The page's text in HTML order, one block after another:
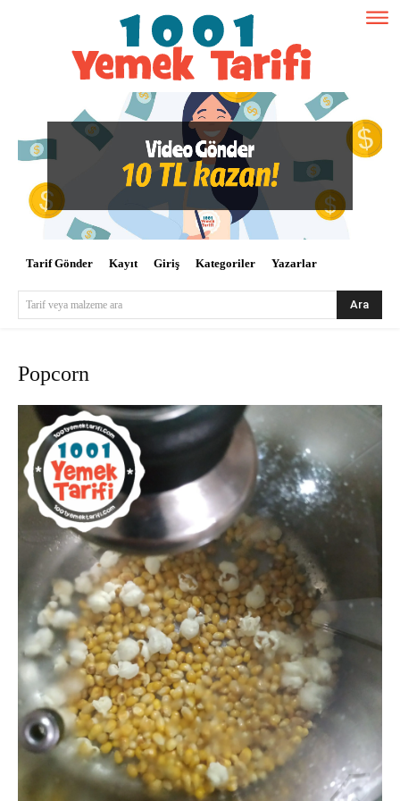
Tarif Gönder Kayıt Giriş Kategoriler Yazarlar
Tarif veya malzeme ara Ara
Popcorn